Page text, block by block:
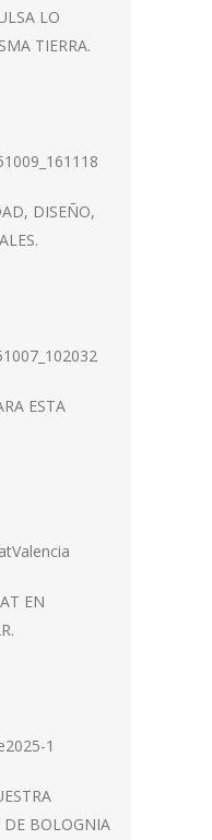
LO
TIERRA.
DISEÑO,
ESTA
EN
DE BOLOGNIA